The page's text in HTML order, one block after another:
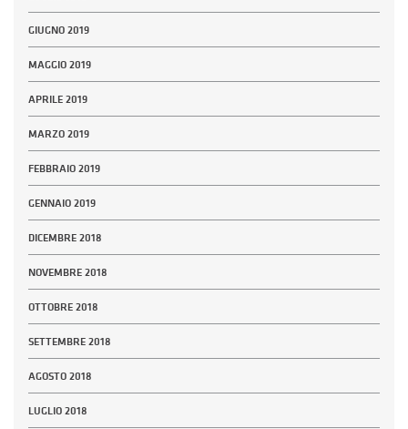
GIUGNO 2019
MAGGIO 2019
APRILE 2019
MARZO 2019
FEBBRAIO 2019
GENNAIO 2019
DICEMBRE 2018
NOVEMBRE 2018
OTTOBRE 2018
SETTEMBRE 2018
AGOSTO 2018
LUGLIO 2018